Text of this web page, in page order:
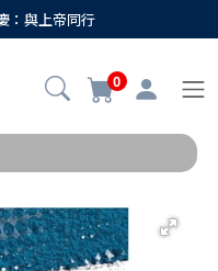
：與上帝同行
0